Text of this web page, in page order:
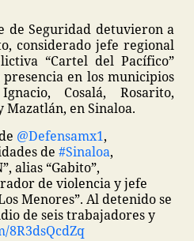
de Seguridad detuvieron a
considerado jefe regional
“Cartel del Pacífico”
presencia en los municipios
Cosalá, Rosarito,
Mazatlán, en Sinaloa.
@Defensamx1,
de #Sinaloa,
alias “Gabito”,
de violencia y jefe
Menores”. Al detenido se
de seis trabajadores y